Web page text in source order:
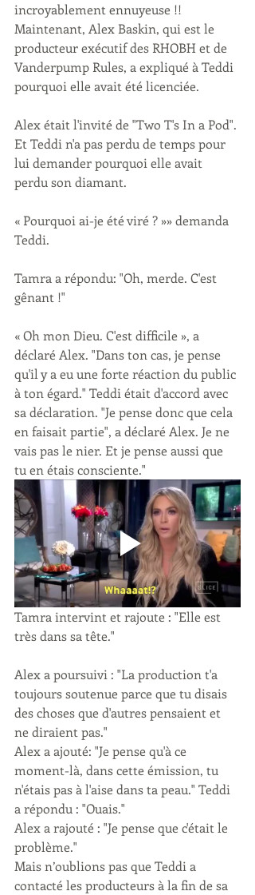
incroyablement ennuyeuse !!
Maintenant, Alex Baskin, qui est le
producteur exécutif des RHOBH et de
Vanderpump Rules, a expliqué à Teddi
pourquoi elle avait été licenciée.
Alex était l'invité de "Two T's In a Pod".
Et Teddi n'a pas perdu de temps pour
lui demander pourquoi elle avait
perdu son diamant.
« Pourquoi ai-je été viré ? »» demanda
Teddi.
Tamra a répondu: "Oh, merde. C'est
gênant !"
« Oh mon Dieu. C'est difficile », a
déclaré Alex. "Dans ton cas, je pense
qu'il y a eu une forte réaction du public
à ton égard." Teddi était d'accord avec
sa déclaration. "Je pense donc que cela
en faisait partie", a déclaré Alex. Je ne
vais pas le nier. Et je pense aussi que
tu en étais consciente."
Tamra intervint et rajoute : "Elle est
très dans sa tête."
Alex a poursuivi : "La production t'a
toujours soutenue parce que tu disais
des choses que d'autres pensaient et
ne diraient pas."
Alex a ajouté: "Je pense qu'à ce
moment-là, dans cette émission, tu
n'étais pas à l'aise dans ta peau." Teddi
a répondu : "Ouais."
Alex a rajouté : "Je pense que c'était le
problème."
Mais n’oublions pas que Teddi a
contacté les producteurs à la fin de sa